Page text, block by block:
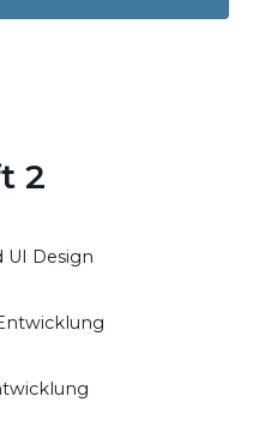
2
UI Design